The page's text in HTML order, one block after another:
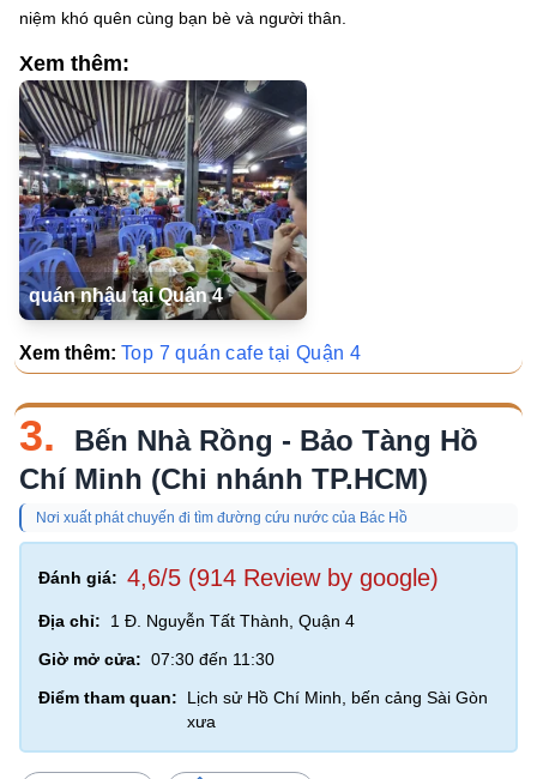
niệm khó quên cùng bạn bè và người thân.
Xem thêm:
quán nhậu tại Quận 4
Xem thêm: Top 7 quán cafe tại Quận 4
3.
Bến Nhà Rồng - Bảo Tàng Hồ
Chí Minh (Chi nhánh TP.HCM)
Nơi xuất phát chuyến đi tìm đường cứu nước của Bác Hồ
Đánh giá: 4,6/5 (914 Review by google)
Địa chỉ:
1 Đ. Nguyễn Tất Thành, Quận 4
Giờ mở cửa: 07:30 đến 11:30
Điểm tham quan:
Lịch sử Hồ Chí Minh, bến cảng Sài Gòn
xưa